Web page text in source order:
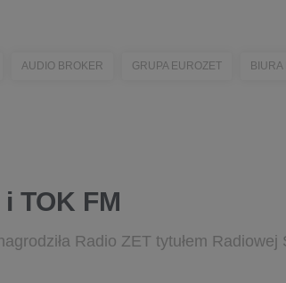
AUDIO BROKER GRUPA EUROZET
TOK FM
Radio ZET tytułem Radiowej